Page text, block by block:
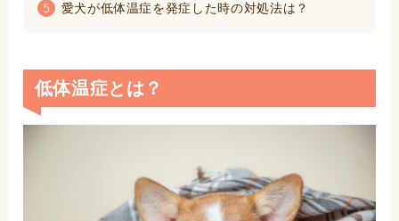
5 愛犬が低体温症を発症した時の対処法は？
低体温症とは？